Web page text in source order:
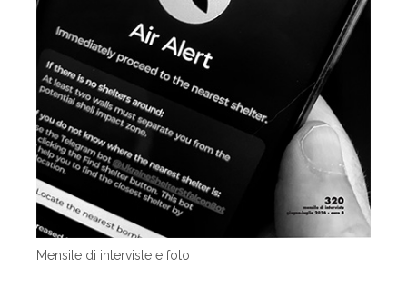
Mensile di interviste e foto